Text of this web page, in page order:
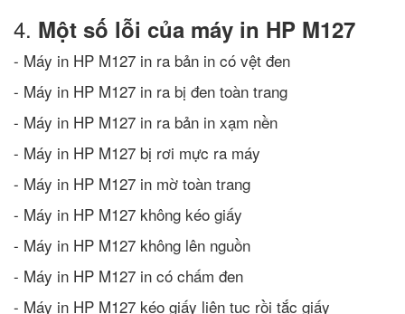
4. Một số lỗi của máy in HP M127
- Máy in HP M127 in ra bản in có vệt đen
- Máy in HP M127 in ra bị đen toàn trang
- Máy in HP M127 in ra bản in xạm nền
- Máy in HP M127 bị rơi mực ra máy
- Máy in HP M127 in mờ toàn trang
- Máy in HP M127 không kéo giấy
- Máy in HP M127 không lên nguồn
- Máy in HP M127 in có chấm đen
- Máy in HP M127 kéo giấy liên tục rồi tắc giấy